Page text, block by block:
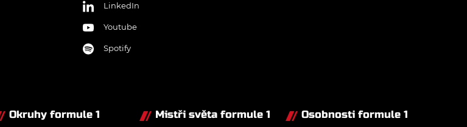
LinkedIn
Youtube
Spotify
Okruhy formule 1 Mistři světa formule 1 Osobnosti formule 1